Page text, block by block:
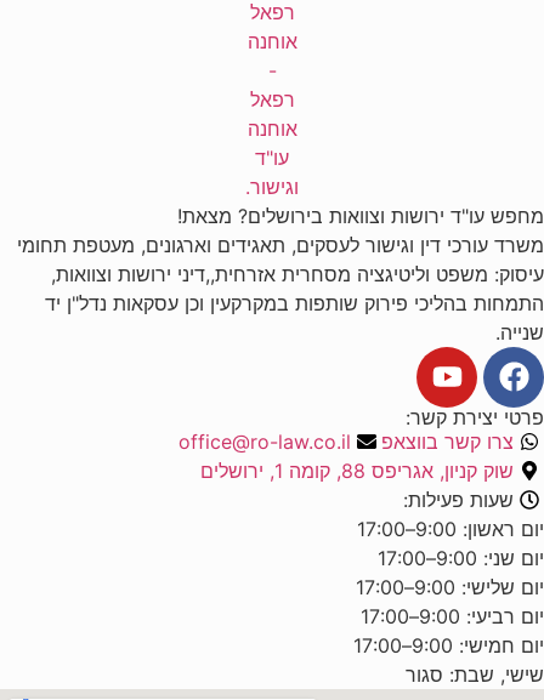
מחפש עו"ד ירושות וצוואות בירושלים? מצאת!
משרד עורכי דין וגישור לעסקים, תאגידים וארגונים, מעטפת תחומי
עיסוק: משפט וליטיגציה מסחרית אזרחית,,דיני ירושות וצוואות,
התמחות בהליכי פירוק שותפות במקרקעין וכן עסקאות נדל"ן יד
שנייה.
פרטי יצירת קשר:
צרו קשר בווצאפ
office@ro-law.co.il
שוק קניון, אגריפס 88, קומה 1, ירושלים
שעות פעילות:
יום ראשון: 9:00–17:00
יום שני: 9:00–17:00
יום שלישי: 9:00–17:00
יום רביעי: 9:00–17:00
יום חמישי: 9:00–17:00
שישי, שבת: סגור